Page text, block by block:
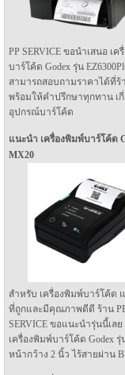
PP SERVICE ขอนำเสนอ เค
บาร์โค้ด Godex รุ่น
สามารถสอบถามราคาได้ที่ร้
พร้อมให้คำปรึกษาทุกทาน เ
อุปกรณ์บาร์โค้ด
แนะนำ เครื่องพิมพ์บาร์โค้ด
MX20
สำหรับ เครื่องพิมพ์บาร์โค้ด
ที่ถูกและมีคุณภาพดีดี ร้าน
SERVICE ขอแนะนำรุ่นนี้เลย
เครื่องพิมพ์บาร์โค้ด Godex รุ่
หน้ากว้าง 2 นิ้ว ไร้สายผ่าน